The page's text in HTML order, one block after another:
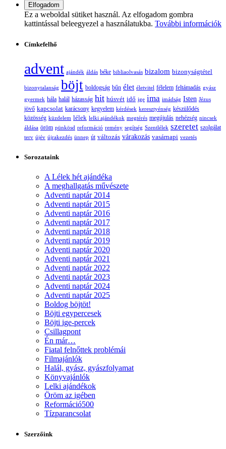
Ez a weboldal sütiket használ. Az elfogadom gombra
kattintással beleegyezel a használatukba. További információk
Címkefelhő
advent ajándék áldás béke bibliaolvasás bizalom bizonyságtétel
bizonytalanság böjt boldogság bűn élet életvitel félelem feltámadás gyász
gyermek hála halál házasság hit húsvét idő ige ima imádság Isten Jézus
jövő kapcsolat karácsony kegyelem kérdések keresztyénség készülődés
közösség küzdelem lélek lelki ajándékok megtérés megújulás nehézség nincsek
áldása öröm pünkösd reformáció remény segítség Szentlélek szeretet szolgálat
terv újév újrakezdés ünnep út változás várakozás vasárnapi vezetés
Sorozataink
A Lélek hét ajándéka
A meghallgatás művészete
Adventi naptár 2014
Adventi naptár 2015
Adventi naptár 2016
Adventi naptár 2017
Adventi naptár 2018
Adventi naptár 2019
Adventi naptár 2020
Adventi naptár 2021
Adventi naptár 2022
Adventi naptár 2023
Adventi naptár 2024
Adventi naptár 2025
Boldog böjtöt!
Böjti egypercesek
Böjti ige-percek
Csillagpont
Én már…
Fiatal felnőttek problémái
Filmajánlók
Halál, gyász, gyászfolyamat
Könyvajánlók
Lelki ajándékok
Öröm az igében
Reformáció500
Tízparancsolat
Szerzőink